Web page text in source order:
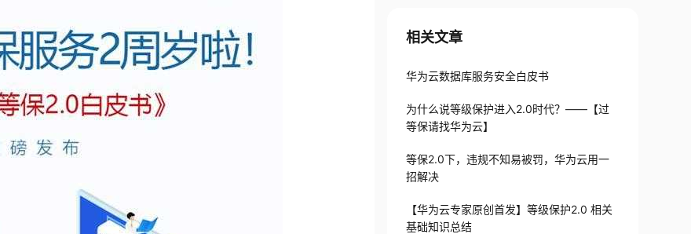
相关文章
华为云数据库服务安全白皮书
为什么说等级保护进入2.0时代？——【过
等保请找华为云】
等保2.0下，违规不知易被罚，华为云用一
招解决
【华为云专家原创首发】等级保护2.0 相关
基础知识总结